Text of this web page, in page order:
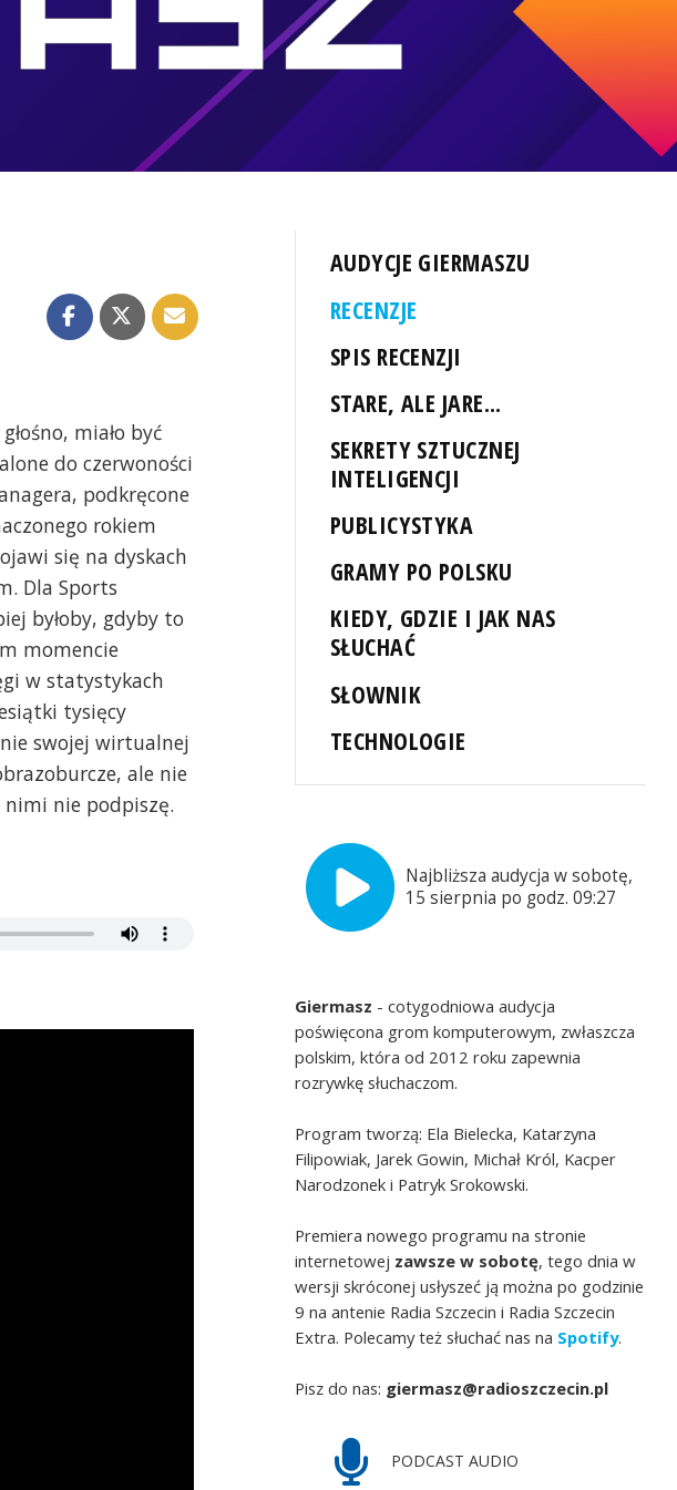
miało być
do czerwoności
podkręcone
rokiem
się na dyskach
Dla Sports
byłoby, gdyby to
momencie
w statystykach
tysięcy
swojej wirtualnej
ale nie
nie podpiszę.
AUDYCJE GIERMASZU
RECENZJE
SPIS RECENZJI
STARE, ALE JARE...
SEKRETY SZTUCZNEJ
INTELIGENCJI
PUBLICYSTYKA
GRAMY PO POLSKU
KIEDY, GDZIE I JAK NAS
SŁUCHAĆ
SŁOWNIK
TECHNOLOGIE
Najbliższa audycja w sobotę,
15 sierpnia po godz. 09:27
Giermasz - cotygodniowa audycja
poświęcona grom komputerowym, zwłaszcza
polskim, która od 2012 roku zapewnia
rozrywkę słuchaczom.
Program tworzą: Ela Bielecka, Katarzyna
Filipowiak, Jarek Gowin, Michał Król, Kacper
Narodzonek i Patryk Srokowski.
Premiera nowego programu na stronie
internetowej zawsze w sobotę, tego dnia w
wersji skróconej usłyszeć ją można po godzinie
9 na antenie Radia Szczecin i Radia Szczecin
Extra. Polecamy też słuchać nas na Spotify.
Pisz do nas: giermasz@radioszczecin.pl
PODCAST AUDIO